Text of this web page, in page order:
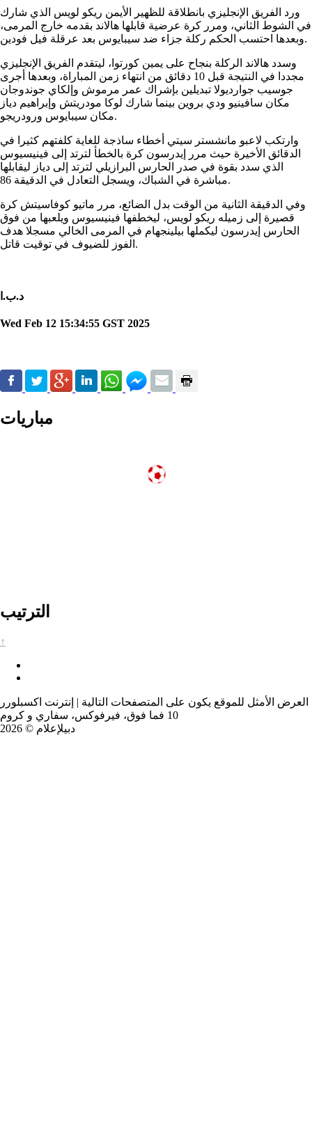
ورد الفريق الإنجليزي بانطلاقة للظهير الأيمن ريكو لويس الذي شارك
في الشوط الثاني، ومرر كرة عرضية قابلها هالاند بقدمه خارج المرمى،
وبعدها احتسب الحكم ركلة جزاء ضد سيبايوس بعد عرقلة فيل فودين.
وسدد هالاند الركلة بنجاح على يمين كورتوا، ليتقدم الفريق الإنجليزي
مجددا في النتيجة قبل 10 دقائق من انتهاء زمن المباراة، وبعدها أجرى
جوسيب جوارديولا تبديلين بإشراك عمر مرموش وإلكاي جوندوجان
مكان سافينيو ودي بروين بينما شارك لوكا مودريتش وإبراهيم دياز
مكان سيبايوس ورودريجو.
وارتكب لاعبو مانشستر سيتي أخطاء ساذجة للغاية كلفتهم كثيرا في
الدقائق الأخيرة حيث مرر إيدرسون كرة بالخطأ لترتد إلى فينيسيوس
الذي سدد بقوة في صدر الحارس البرازيلي لترتد إلى دياز ليقابلها
مباشرة في الشباك، ويسجل التعادل في الدقيقة 86.
وفي الدقيقة الثانية من الوقت بدل الضائع، مرر ماتيو كوفاسيتش كرة
قصيرة إلى زميله ريكو لويس، ليخطفها فينيسيوس ويلعبها من فوق
الحارس إيدرسون ليكملها بيلينجهام في المرمى الخالي مسجلا هدف
الفوز للضيوف في توقيت قاتل.
د.ب.ا
Wed Feb 12 15:34:55 GST 2025
مباريات
الترتيب
↑
العرض الأمثل للموقع يكون على المتصفحات التالية | إنترنت اكسبلورر
10 فما فوق، فيرفوكس، سفاري و كروم
دبيلإعلام © 2026